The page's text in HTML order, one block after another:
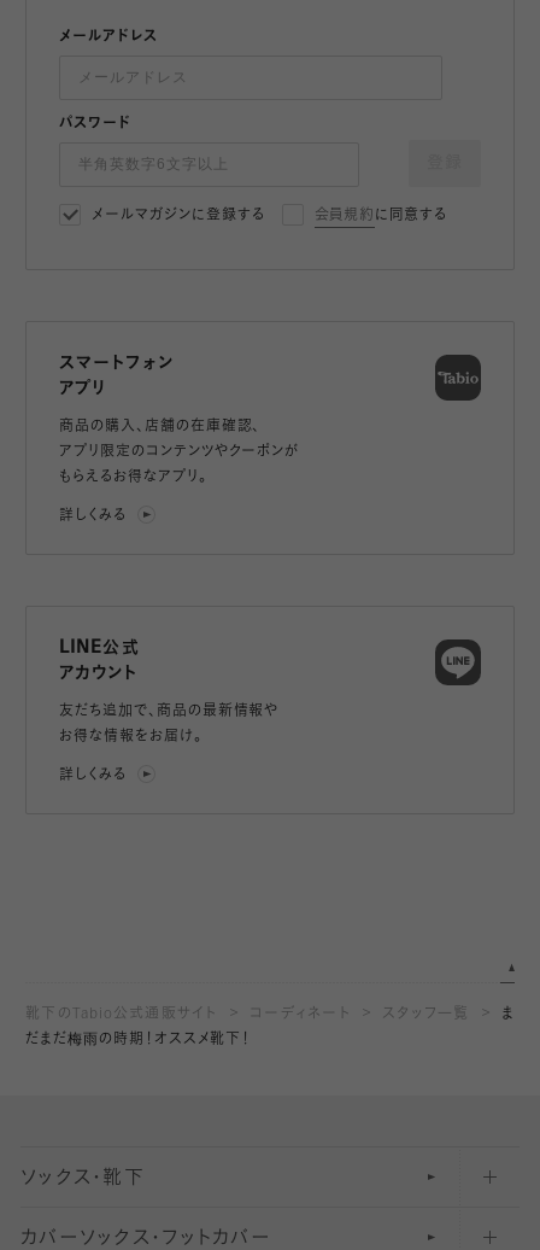
メールアドレス
パスワード
メールマガジンに登録する 会員規約 に同意する
スマートフォン
アプリ
商品の購入、店舗の在庫確認、
アプリ限定のコンテンツやクーポンが
もらえるお得なアプリ。
詳しくみる
LINE公式
アカウント
友だち追加で、 商品の最新情報や
お得な情報をお届け。
詳しくみる
靴下のTabio公式通販サイト コーディネート スタッフ一覧
ま
だまだ梅雨の時期！オススメ靴下！
ソックス・靴下
五本指ソックス・靴下
カバーソックス・フットカバー